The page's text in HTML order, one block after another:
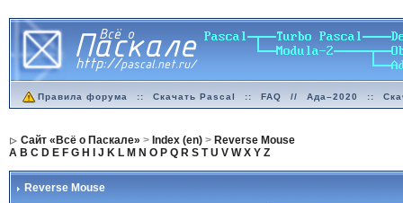
Правила форума :: Скачать Pascal :: FAQ // Ада–2020 ::
Сайт «Всё о Паскале» > Index (en)> Reverse Mouse
A B C D E F G H J K L M N O P Q R S T U V W X Y Z
Reverse Mouse